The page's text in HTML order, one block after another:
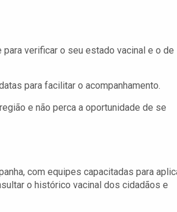
verificar o seu estado vacinal e o de
para facilitar o acompanhamento.
e não perca a oportunidade de se
com equipes capacitadas para
o histórico vacinal dos cidadãos e